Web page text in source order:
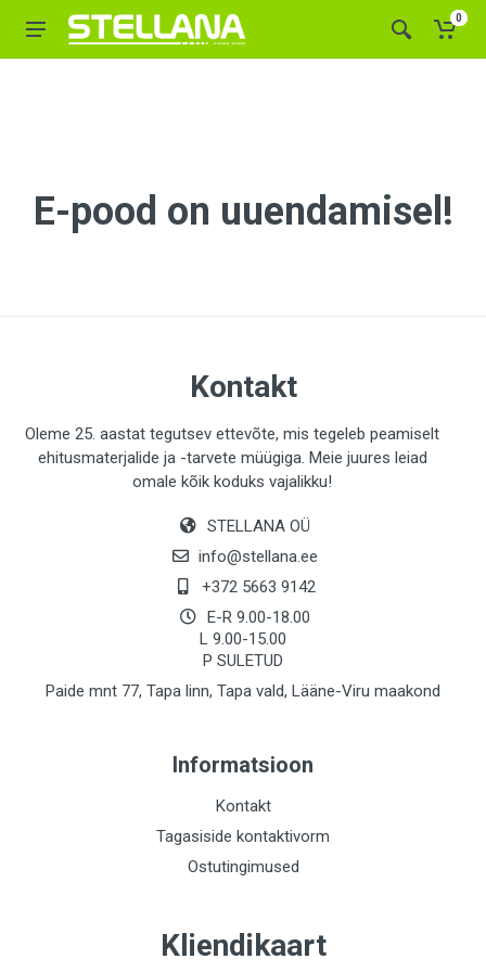
0
E-pood on uuendamisel!
Kontakt
Oleme 25. aastat tegutsev ettevõte, mis tegeleb peamiselt
ehitusmaterjalide ja -tarvete müügiga. Meie juures leiad
omale kõik koduks vajalikku!
STELLANA OÜ
info@stellana.ee
+372 5663 9142
E-R 9.00-18.00
L 9.00-15.00
P SULETUD
Paide mnt 77, Tapa linn, Tapa vald, Lääne-Viru maakond
Informatsioon
Kontakt
Tagasiside kontaktivorm
Ostutingimused
Kliendikaart